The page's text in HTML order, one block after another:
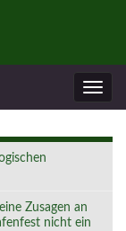
Zusagen an
nicht ein